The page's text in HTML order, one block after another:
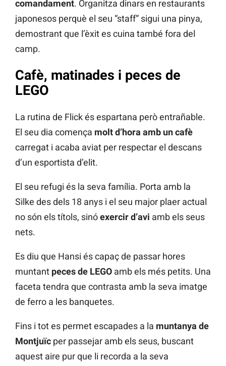
comandament. Organitza dinars en restaurants
japonesos perquè el seu “staff” sigui una pinya,
demostrant que l’èxit es cuina també fora del
camp.
Cafè, matinades i peces de
LEGO
La rutina de Flick és espartana però entrañable.
El seu dia comença molt d’hora amb un cafè
carregat i acaba aviat per respectar el descans
d’un esportista d’elit.
El seu refugi és la seva família. Porta amb la
Silke des dels 18 anys i el seu major plaer actual
no són els títols, sinóexercir d’avi amb els seus
nets.
Es diu que Hansi és capaç de passar hores
muntant peces de LEGO amb els més petits. Una
faceta tendra que contrasta amb la seva imatge
de ferro a les banquetes.
Fins i tot es permet escapades a la muntanya de
Montjuïc per passejar amb els seus, buscant
aquest aire pur que li recorda a la seva